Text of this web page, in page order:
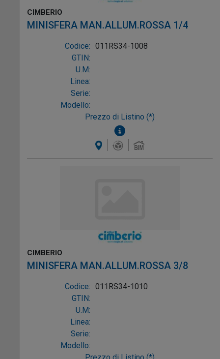
CIMBERIO
MINISFERA MAN.ALLUM.ROSSA 1/4
Codice: 011RS34-1008
GTIN:
U.M:
Linea:
Serie:
Modello:
Prezzo di Listino (*)
CIMBERIO
MINISFERA MAN.ALLUM.ROSSA 3/8
Codice: 011RS34-1010
GTIN:
U.M:
Linea:
Serie:
Modello: